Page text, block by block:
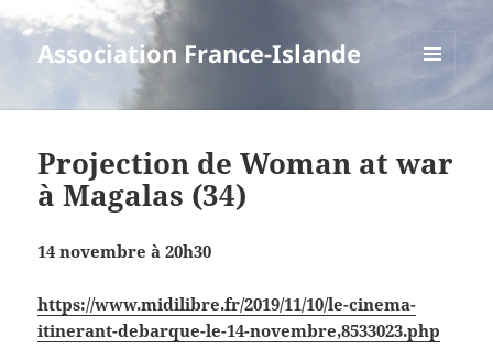
Association France-Islande
Projection de Woman at war
à Magalas (34)
14 novembre à 20h30
https://www.midilibre.fr/2019/11/10/le-cinema-
itinerant-debarque-le-14-novembre,8533023.php